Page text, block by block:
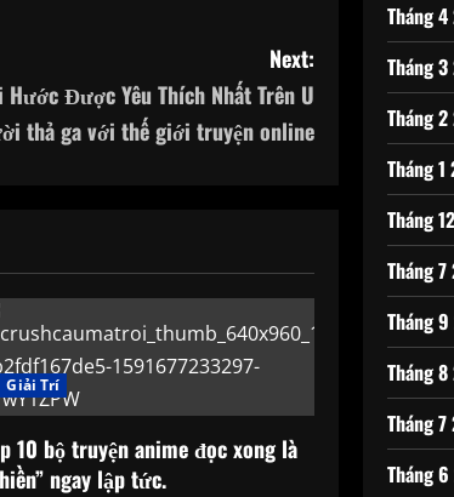
Next:
Hước Được Yêu Thích Nhất Trên U
thả ga với thế giới truyện online
Giải Trí
10 bộ truyện anime đọc xong là
ngay lập tức.
Tháng
Tháng
Tháng
Tháng
Tháng
Tháng 7
Tháng
Tháng
Tháng
Tháng